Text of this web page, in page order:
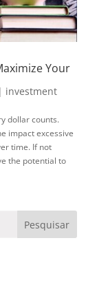
Your
investment
dollar counts.
impact excessive
time. If not
the potential to